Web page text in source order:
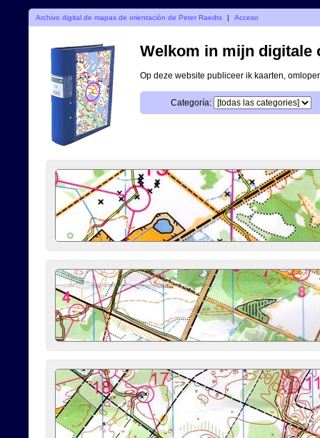
Archivo digital de mapas de orientación de Peter Raedts | Acceso
Welkom in mijn digitale
Op deze website publiceer ik kaarten,
Categoría: